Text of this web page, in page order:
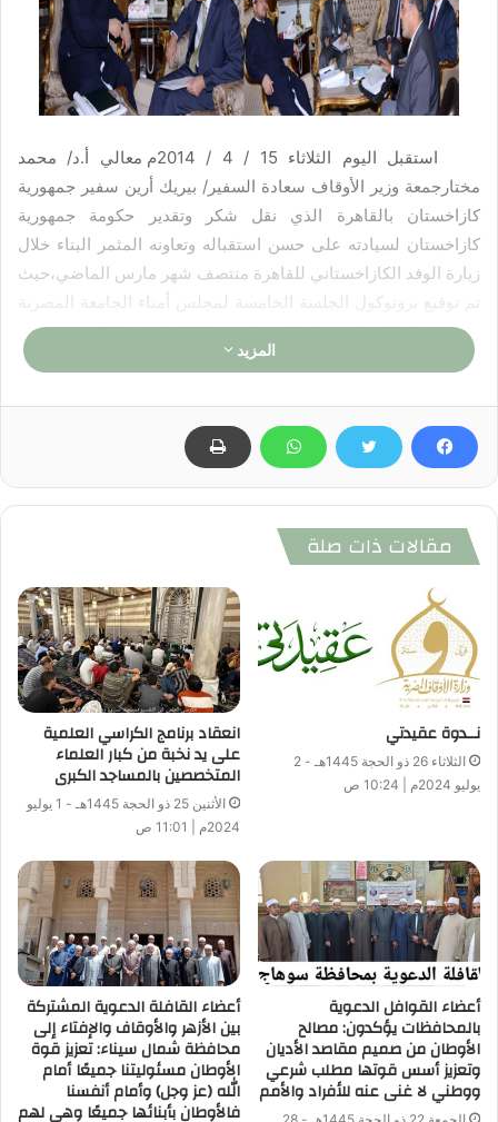
استقبل اليوم الثلاثاء 15 / 4 / 2014م معالي أ.د/ محمد
مختارجمعة وزير الأوقاف سعادة السفير/ بيريك أرين سفير جمهورية
كازاخستان بالقاهرة الذي نقل شكر وتقدير حكومة جمهورية
كازاخستان لسيادته على حسن استقباله وتعاونه المثمر البناء خلال
زيارة الوفد الكازاخستاني للقاهرة منتصف شهر مارس الماضي،حيث
تم توقيع بروتوكول الجلسة الخامسة لمجلس أمناء الجامعة المصرية
للثقافة الإسلامية (نور مبارك) بنجاح ،مما كان له بالغ الأثر في نفوس
الدارسين والباحثين وأبناء جمهورية كازاخستان .
وأكّد معالي وزير الأوقاف خلال اللقاء : أننا نسعى دائمًا للتواصل
الحضاري لا التصادم، فالمشتركات الإنسانية رحبة واسعة ، وأنه
يُشرف بنفسه على اختيار السادة أعضاء هيئة التدريس الموفدين
للتدريس بجامعة كازاخستان الإسلامية (نور مبارك) ليكون معيار
الكفاءة هو المعيار الوحيد ، كما اشترطنا على الأساتذة أن يكونوا
والخارج ، فالأزهر ملك للعالم الإسلامي كله وليس لمصر وحدها ، وهو
ما كان موضع تقدير وترحيب من السفير الكازاخستاني .
وأشار معالي وزير الأوقاف إلى أنه يدرس مع الأستاذ الدكتور
رئيس الجامعة الجديد د/ عبد الحي عزب إمكانية توحيد المناهج
للدارسين بجامعة (نور مبارك) الكازاخستانية مع جامعة الأزهر ، وهو
ما لقي ترحيبًا كبيرًا من السيد السفير أيضًا بما يضمن تحقيق المعادلة
المباشرة مع الشهادات الأزهرية .
المزيد
مقالات ذات صلة
نــدوة عقيدتي
الثلاثاء 26 ذو الحجة 1445هـ - 2
يوليو 2024م | 10:24 ص
انعقاد برنامج الكراسي العلمية
على يد نخبة من كبار العلماء
المتخصصين بالمساجد الكبرى
الأثنين 25 ذو الحجة 1445هـ - 1 يوليو
2024م | 11:01 ص
أعضاء القوافل الدعوية
بالمحافظات يؤكدون: مصالح
الأوطان من صميم مقاصد الأديان
وتعزيز أسس قوتها مطلب شرعي
ووطني لا غنى عنه للأفراد والأمم
أعضاء القافلة الدعوية المشتركة
بين الأزهر والأوقاف والإفتاء إلى
محافظة شمال سيناء: تعزيز قوة
الأوطان مسئوليتنا جميعًا أمام
الله (عز وجل) وأمام أنفسنا
فالأوطان بأبنائها جميعًا وهي لهم